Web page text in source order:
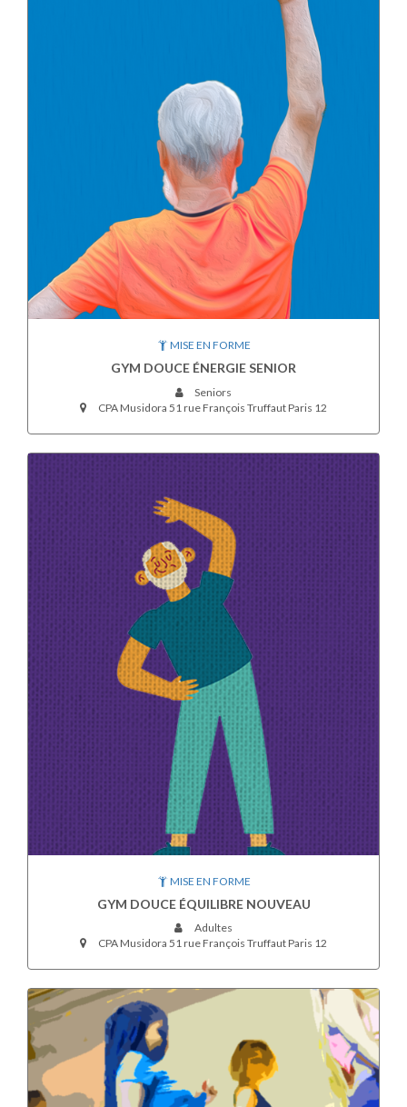
MISE EN FORME
GYM DOUCE ÉNERGIE SENIOR
Seniors
CPA Musidora 51 rue François Truffaut Paris 12
MISE EN FORME
GYM DOUCE ÉQUILIBRE NOUVEAU
Adultes
CPA Musidora 51 rue François Truffaut Paris 12